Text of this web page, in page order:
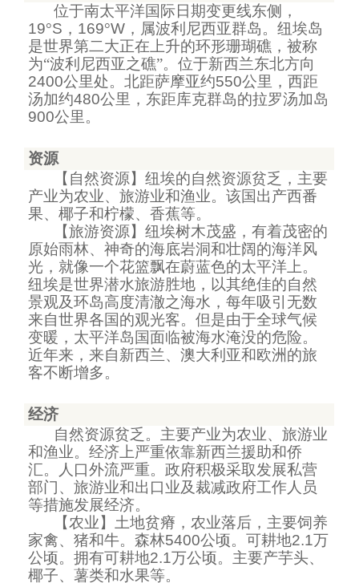
位于南太平洋国际日期变更线东侧，
19°S ， 169°W ，属波利尼西亚群岛。纽埃岛
是世界第二大正在上升的环形珊瑚礁，被称
为“波利尼西亚之礁”。位于新西兰东北方向
2400公里处。北距萨摩亚约550公里，西距
汤加约480公里，东距库克群岛的拉罗汤加岛
900公里。
资源
【自然资源】纽埃的自然资源贫乏，主要
产业为农业、旅游业和渔业。该国出产西番
果、椰子和柠檬、香蕉等。
【旅游资源】纽埃树木茂盛，有着茂密的
原始雨林、神奇的海底岩洞和壮阔的海洋风
光，就像一个花篮飘在蔚蓝色的太平洋上。
纽埃是世界潜水旅游胜地，以其绝佳的自然
景观及环岛高度清澈之海水，每年吸引无数
来自世界各国的观光客。但是由于全球气候
变暖，太平洋岛国面临被海水淹没的危险。
近年来，来自新西兰、澳大利亚和欧洲的旅
客不断增多。
经济
自然资源贫乏。主要产业为农业、旅游业
和渔业。经济上严重依靠新西兰援助和侨
汇。人口外流严重。政府积极采取发展私营
部门、旅游业和出口业及裁减政府工作人员
等措施发展经济。
【农业】土地贫瘠，农业落后，主要饲养
家禽、猪和牛。森林5400公顷。可耕地2.1万
公顷。拥有可耕地2.1万公顷。主要产芋头、
椰子、薯类和水果等。